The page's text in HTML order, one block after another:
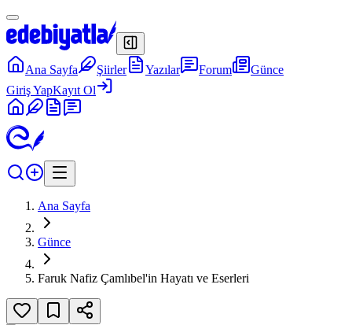
Ana Sayfa Şiirler Yazılar Forum
Günce
Giriş YapKayıt Ol
Ana Sayfa
Günce
Faruk Nafiz Çamlıbel'in Hayatı ve Eserleri